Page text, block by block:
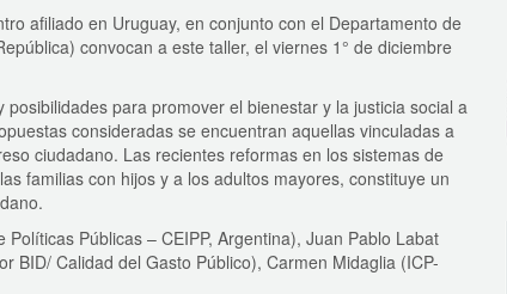
afiliado en Uruguay, en conjunto con el Departamento de
convocan a este taller, el viernes 1° de diciembre
para promover el bienestar y la justicia social a
consideradas se encuentran aquellas vinculadas a
ciudadano. Las recientes reformas en los sistemas de
familias con hijos y a los adultos mayores, constituye un
Públicas – CEIPP, Argentina), Juan Pablo Labat
BID/ Calidad del Gasto Público), Carmen Midaglia (ICP-